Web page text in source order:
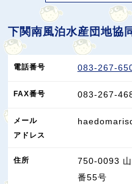
下関南風泊水産団地協
電話番号 083-267-
FAX番号 083-267-
メール
アドレス
住所 750-0093
番55号